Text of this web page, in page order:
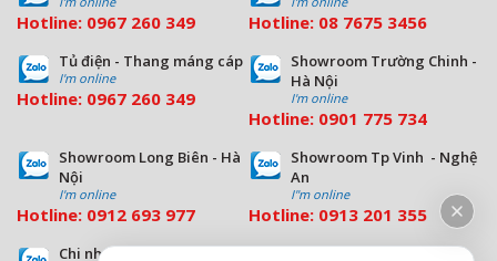
Hotline: 0967 260 349 Hotline: 08 7675 3456
Tủ điện - Thang máng cáp
I'm online
Hotline: 0967 260 349
Showroom Trường Chinh -
Hà Nội
I'm online
Hotline: 0901 775 734
Showroom Long Biên - Hà
Nội
I'm online
Hotline: 0912 693 977
Showroom Tp Vinh - Nghệ
An
I''m online
Hotline: 0913 201 355
Chi nhánh Đà Nẵng Chi nhánh Hồ Chí Minh